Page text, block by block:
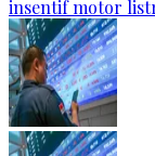
insentif motor